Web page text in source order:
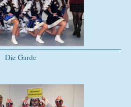
Die Garde